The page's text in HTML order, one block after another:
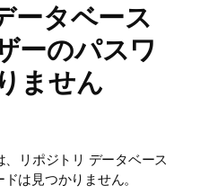
ータベース
ーのパスワ
ません
リポジトリ データベース
は見つかりません。